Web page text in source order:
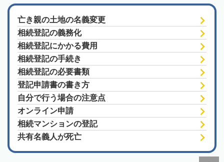
亡き親の土地の名義変更
相続登記の義務化
相続登記にかかる費用
相続登記の手続き
相続登記の必要書類
登記申請書の書き方
自分で行う場合の注意点
オンライン申請
相続マンションの登記
共有名義人が死亡